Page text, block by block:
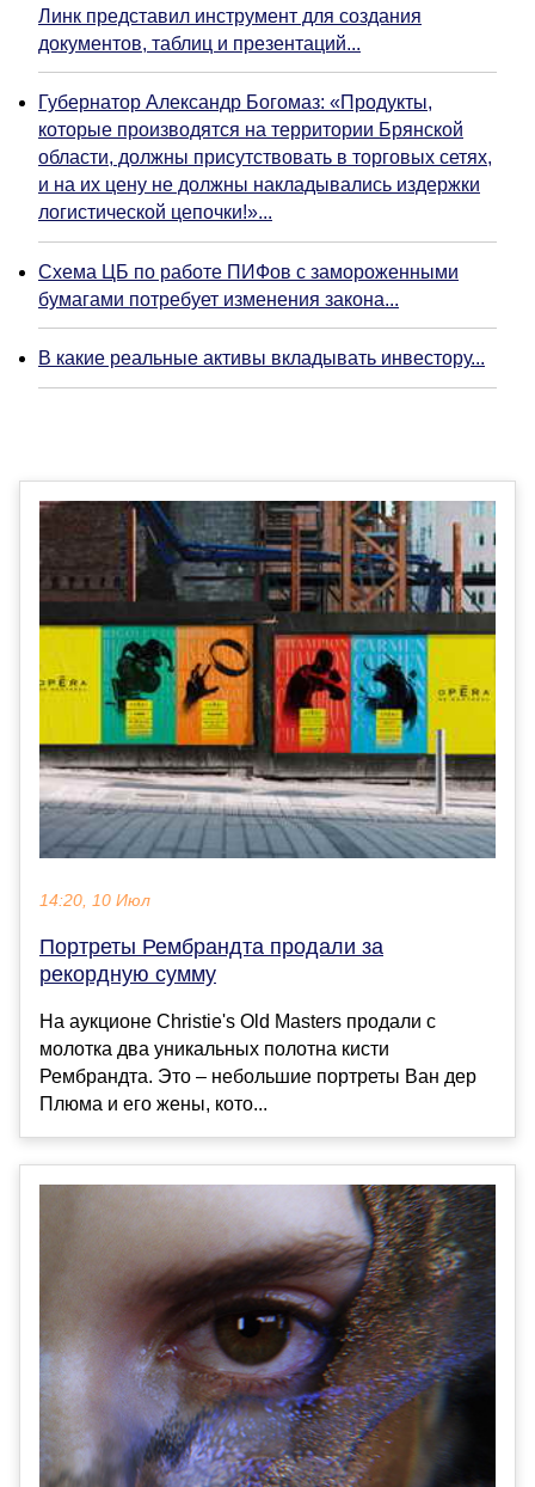
Линк представил инструмент для создания
документов, таблиц и презентаций...
Губернатор Александр Богомаз: «Продукты,
которые производятся на территории Брянской
области, должны присутствовать в торговых сетях,
и на их цену не должны накладывались издержки
логистической цепочки!»...
Схема ЦБ по работе ПИФов с замороженными
бумагами потребует изменения закона...
В какие реальные активы вкладывать инвестору...
14:20, 10 Июл
Портреты Рембрандта продали за
рекордную сумму
На аукционе Christie's Old Masters продали с
молотка два уникальных полотна кисти
Рембрандта. Это – небольшие портреты Ван дер
Плюма и его жены, кото...